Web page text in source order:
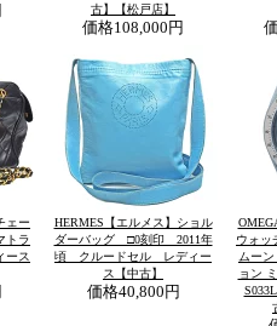
古】【松戸店】
価格108,000円
ェー
トラ
ス
HERMES【エルメス】ショル
ダーバッグ □0刻印 2011年
頃 クルードセル レディー
ス【中古】
価格40,800円
ウォッ
ムー
ョン